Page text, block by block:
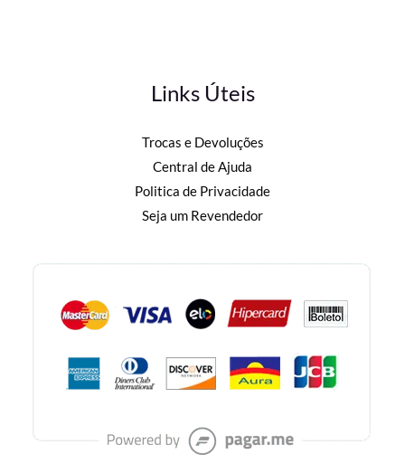
Links Úteis
Trocas e Devoluções
Central de Ajuda
Politica de Privacidade
Seja um Revendedor